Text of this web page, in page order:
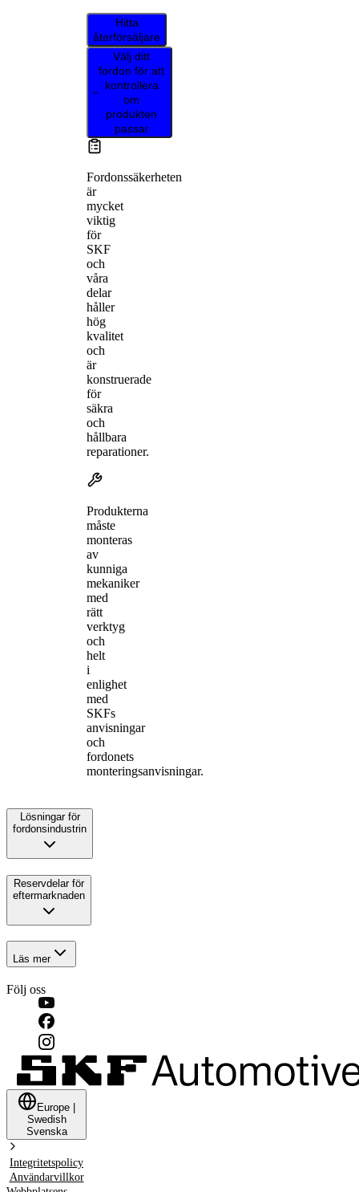
Hitta
återförsäljare
Välj ditt
fordon för att
kontrollera
om
produkten
passar
Fordonssäkerheten
är
mycket
viktig
för
SKF
och
våra
delar
håller
hög
kvalitet
och
är
konstruerade
för
säkra
och
hållbara
reparationer.
Produkterna
måste
monteras
av
kunniga
mekaniker
med
rätt
verktyg
och
helt
i
enlighet
med
SKFs
anvisningar
och
fordonets
monteringsanvisningar.
Lösningar för
fordonsindustrin
Reservdelar för
eftermarknaden
Läs mer
Följ oss
Europe
Swedish
Svenska
Integritetspolicy
Användarvillkor